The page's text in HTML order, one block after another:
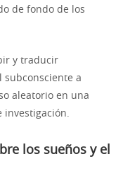
de fondo de los
y traducir
subconsciente a
aleatorio en una
investigación.
los sueños y el